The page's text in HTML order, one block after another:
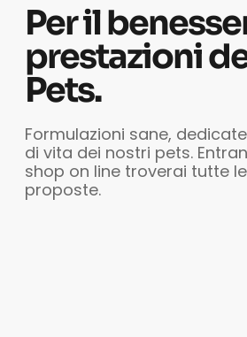
Per il
prestazioni
Pets.
Formulazioni sane,
di vita dei nostri pets.
shop on line troverai tutte
proposte.